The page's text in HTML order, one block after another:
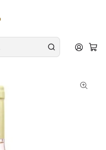
a
da Bombeira